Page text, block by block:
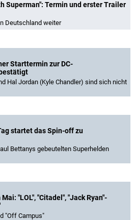
Superman": Termin und erster Trailer
Deutschland weiter
Starttermin zur DC-
Hal Jordan (Kyle Chandler) sind sich nicht
startet das Spin-off zu
Bettanys gebeutelten Superhelden
"LOL", "Citadel", "Jack Ryan"-
"Off Campus"